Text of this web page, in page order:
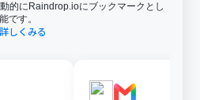
的にRaindrop.ioにブックマークとし
です。
詳しくみる